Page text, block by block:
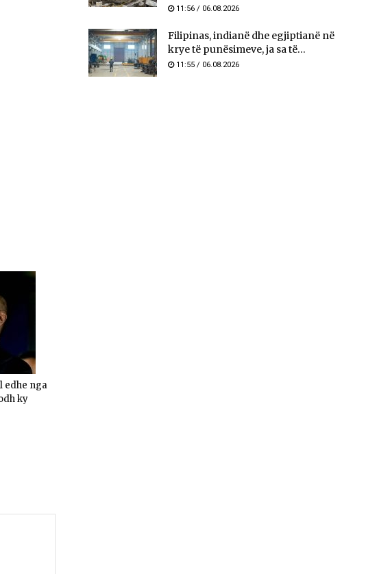
edhe nga
ky
11:56 / 06.08.2026
Filipinas, indianë dhe egjiptianë në
krye të punësimeve, ja sa të...
11:55 / 06.08.2026